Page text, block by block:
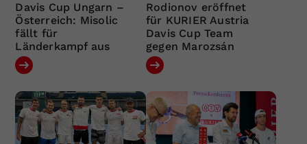
Davis Cup Ungarn –
Österreich: Misolic
fällt für
Länderkampf aus
Rodionov eröffnet
für KURIER Austria
Davis Cup Team
gegen Marozsán